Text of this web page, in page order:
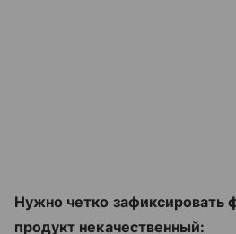
Нужно четко зафиксировать
продукт некачественный: